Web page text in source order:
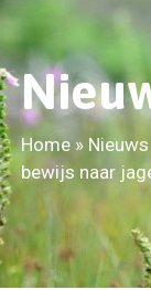
Home» Nieuws
bewijs naar